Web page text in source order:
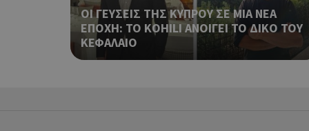
ΟΙ ΓΕΥΣΕΙΣ ΤΗΣ ΚΥΠΡΟΥ ΣΕ ΜΙΑ ΝΕΑ
ΕΠΟΧΗ: ΤΟ KOHILI ΑΝΟΙΓΕΙ ΤΟ ΔΙΚΟ ΤΟΥ
ΚΕΦΑΛΑΙΟ